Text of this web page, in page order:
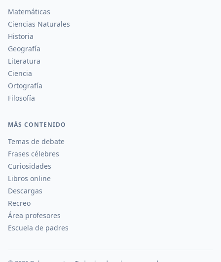
Matemáticas
Ciencias Naturales
Historia
Geografía
Literatura
Ciencia
Ortografía
Filosofía
MÁS CONTENIDO
Temas de debate
Frases célebres
Curiosidades
Libros online
Descargas
Recreo
Área profesores
Escuela de padres